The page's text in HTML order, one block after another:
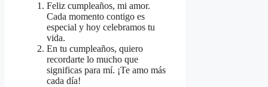
Feliz cumpleaños, mi amor.
Cada momento contigo es
especial y hoy celebramos tu
vida.
En tu cumpleaños, quiero
recordarte lo mucho que
significas para mí. ¡Te amo más
cada día!